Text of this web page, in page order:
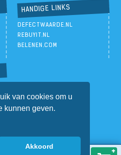
van cookies om u
kunnen geven.
Akkoord
HANDIGE LINKS
DEFECTWAARDE.NL
REBUYIT.NL
BELENEN.COM